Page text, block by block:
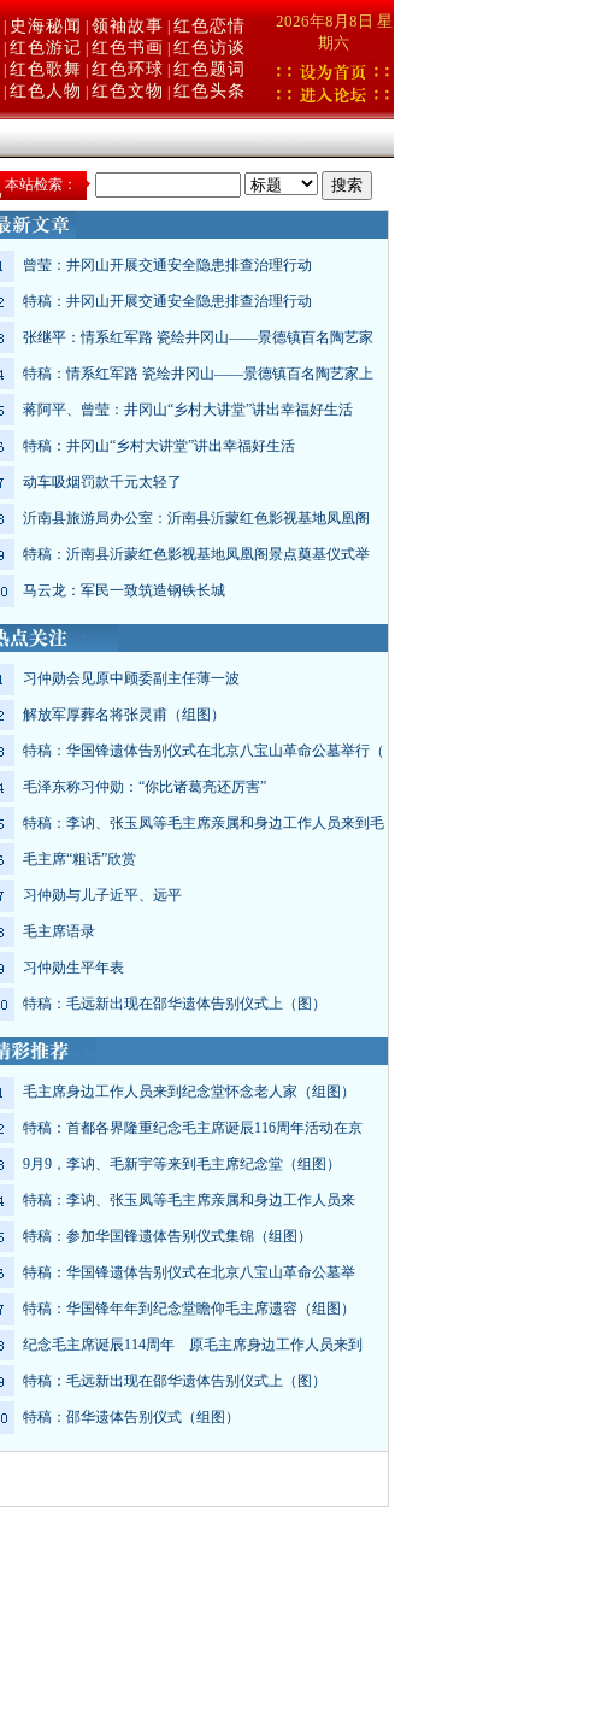
史海秘闻 领袖故事 红色恋情
红色游记 红色书画
红色访谈
红色歌舞 红色环球 红色题词
红色人物 红色文物 红色头条
2026年8月8日 星
期六
本站检索：
曾莹：井冈山开展交通安全隐患排查治理行动
特稿：井冈山开展交通安全隐患排查治理行动
张继平：情系红军路 瓷绘井冈山——景德镇百名陶艺家
特稿：情系红军路 瓷绘井冈山——景德镇百名陶艺家上
蒋阿平、曾莹：井冈山“乡村大讲堂”讲出幸福好生活
特稿：井冈山“乡村大讲堂”讲出幸福好生活
动车吸烟罚款千元太轻了
沂南县旅游局办公室：沂南县沂蒙红色影视基地凤凰阁
特稿：沂南县沂蒙红色影视基地凤凰阁景点奠基仪式举
马云龙：军民一致筑造钢铁长城
习仲勋会见原中顾委副主任薄一波
解放军厚葬名将张灵甫（组图）
特稿：华国锋遗体告别仪式在北京八宝山革命公墓举行（
毛泽东称习仲勋：“你比诸葛亮还厉害”
特稿：李讷、张玉凤等毛主席亲属和身边工作人员来到毛
毛主席“粗话”欣赏
习仲勋与儿子近平、远平
毛主席语录
习仲勋生平年表
特稿：毛远新出现在邵华遗体告别仪式上（图）
毛主席身边工作人员来到纪念堂怀念老人家（组图）
特稿：首都各界隆重纪念毛主席诞辰116周年活动在京
9月9，李讷、毛新宇等来到毛主席纪念堂（组图）
特稿：李讷、张玉凤等毛主席亲属和身边工作人员来
特稿：参加华国锋遗体告别仪式集锦（组图）
特稿：华国锋遗体告别仪式在北京八宝山革命公墓举
特稿：华国锋年年到纪念堂瞻仰毛主席遗容（组图）
纪念毛主席诞辰114周年 原毛主席身边工作人员来到
特稿：毛远新出现在邵华遗体告别仪式上（图）
特稿：邵华遗体告别仪式（组图）